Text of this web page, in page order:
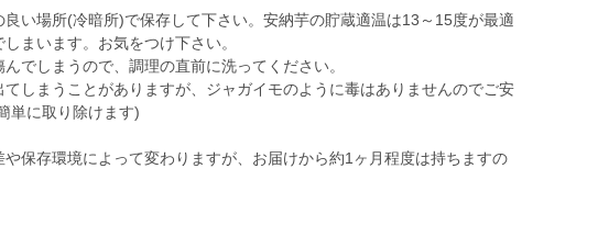
い場所(冷暗所)で保存して下さい。安納芋の貯蔵適温は13～15度が最適
まいます。お気をつけ下さい。
でしまうので、調理の直前に洗ってください。
しまうことがありますが、ジャガイモのように毒はありませんのでご安
単に取り除けます)
保存環境によって変わりますが、お届けから約1ヶ月程度は持ちますの